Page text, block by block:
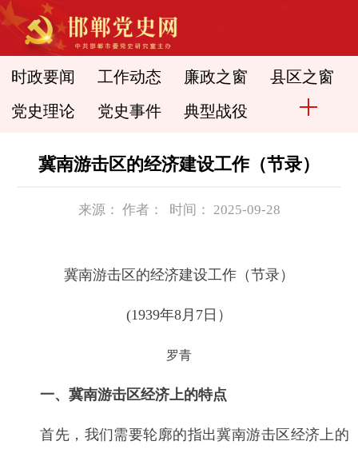
时政要闻 工作动态 廉政之窗 县区之窗
党史理论 党史事件 典型战役
冀南游击区的经济建设工作（节录）
来源： 作者： 时间： 2025-09-28
冀南游击区的经济建设工作（节录）
(1939年8月7日）
罗青
一、冀南游击区经济上的特点
首先，我们需要轮廓的指出冀南游击区经济上的